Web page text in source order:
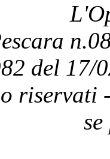
del 17/
riservati